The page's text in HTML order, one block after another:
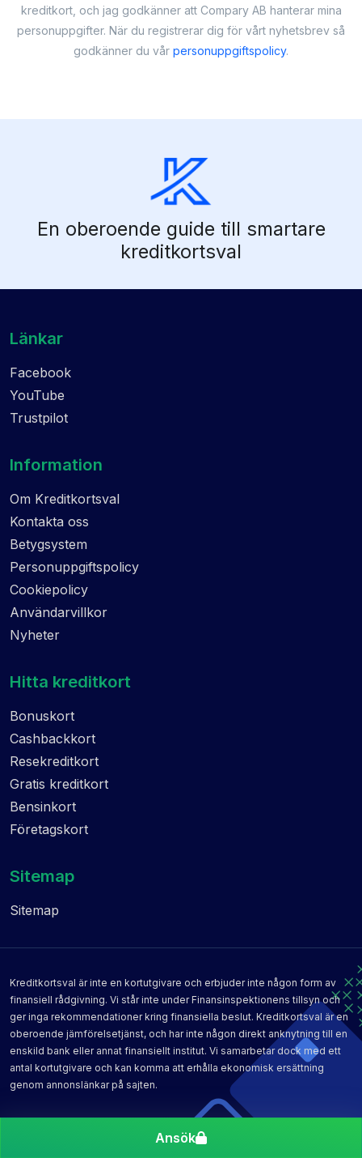
Ansök
kreditkort, och jag godkänner att Compary AB hanterar mina
personuppgifter. När du registrerar dig för vårt nyhetsbrev så
godkänner du vår personuppgiftspolicy.
En oberoende guide till smartare
kreditkortsval
Länkar
Facebook
YouTube
Trustpilot
Information
Om Kreditkortsval
Kontakta oss
Betygsystem
Personuppgiftspolicy
Cookiepolicy
Användarvillkor
Nyheter
Hitta kreditkort
Bonuskort
Cashbackkort
Resekreditkort
Gratis kreditkort
Bensinkort
Företagskort
Sitemap
Sitemap
Kreditkortsval är inte en kortutgivare och erbjuder inte någon form av
finansiell rådgivning. Vi står inte under Finansinspektionens tillsyn och
ger inga rekommendationer kring finansiella beslut. Kreditkortsval är en
oberoende jämförelsetjänst, och har inte någon direkt anknytning till en
enskild bank eller annat finansiellt institut. Vi samarbetar dock med ett
antal kortutgivare och kan komma att erhålla ekonomisk ersättning
genom annonslänkar på sajten.
Copyright © | 2026 Compary AB | Org. nr: 556955-1004